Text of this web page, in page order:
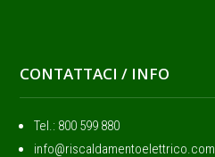
CONTATTACI / INFO
Tel.: ‭800 599 880
info@riscaldamentoelettrico.com